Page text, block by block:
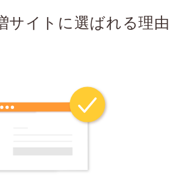
サイトに選ばれる理由